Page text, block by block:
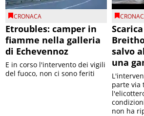
CRONACA
Etroubles: camper in
fiamme nella galleria
di Echevennoz
E in corso l'intervento dei vigili
del fuoco, non ci sono feriti
salvo
una
parte via
non ha